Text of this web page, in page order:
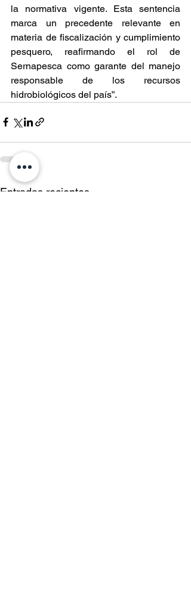
la normativa vigente. Esta sentencia
marca un precedente relevante en
materia de fiscalización y cumplimiento
pesquero, reafirmando el rol de
Sernapesca como garante del manejo
responsable de los recursos
hidrobiológicos del país”.
Entradas recientes